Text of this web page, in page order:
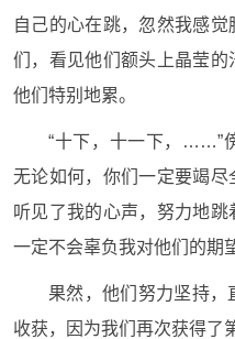
自己的心在跳，忽然我感
们，看见他们额头上晶莹
他们特别地累。
“十下，十一下，……”
无论如何，你们一定要竭
听见了我的心声，努力地跳
一定不会辜负我对他们的期
果然，他们努力坚持，
收获，因为我们再次获得了